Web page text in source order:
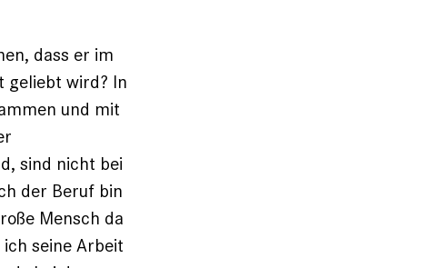
dass er im
geliebt wird? In
und mit
sind nicht bei
der Beruf bin
Mensch da
seine Arbeit